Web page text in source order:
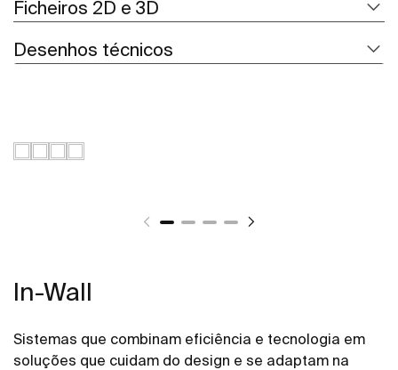
Ficheiros 2D e 3D
Desenhos técnicos
In-Wall
Sistemas que combinam eficiência e tecnologia em
soluções que cuidam do design e se adaptam na